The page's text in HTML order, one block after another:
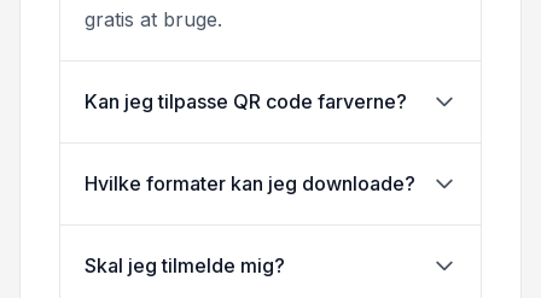
gratis at bruge.
Kan jeg tilpasse QR code farverne?
Hvilke formater kan jeg downloade?
Skal jeg tilmelde mig?